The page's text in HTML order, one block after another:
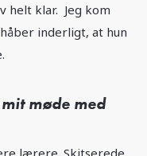
helt klar. Jeg kom
inderligt, at hun
møde med